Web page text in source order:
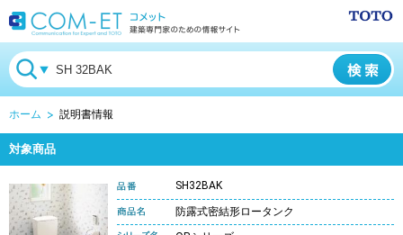
ホーム 説明書情報
対象商品
SH32BAK
防露式密結形ロータンク